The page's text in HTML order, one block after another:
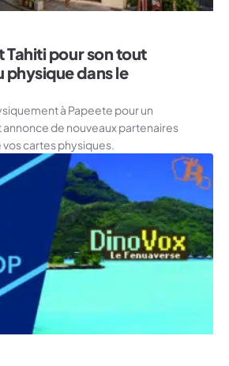
Tahiti pour son tout
physique dans le
à Papeete pour un
annonce de nouveaux partenaires
cartes physiques.